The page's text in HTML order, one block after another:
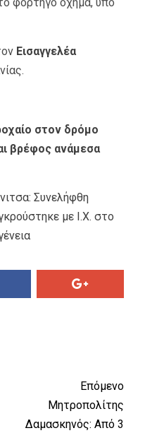
Εισαγγελέα
στον δρόμο
βρέφος ανάμεσα
Συνελήφθη
με Ι.Χ. στο
Επόμενο
Μητροπολίτης
Δαμασκηνός: Από 3